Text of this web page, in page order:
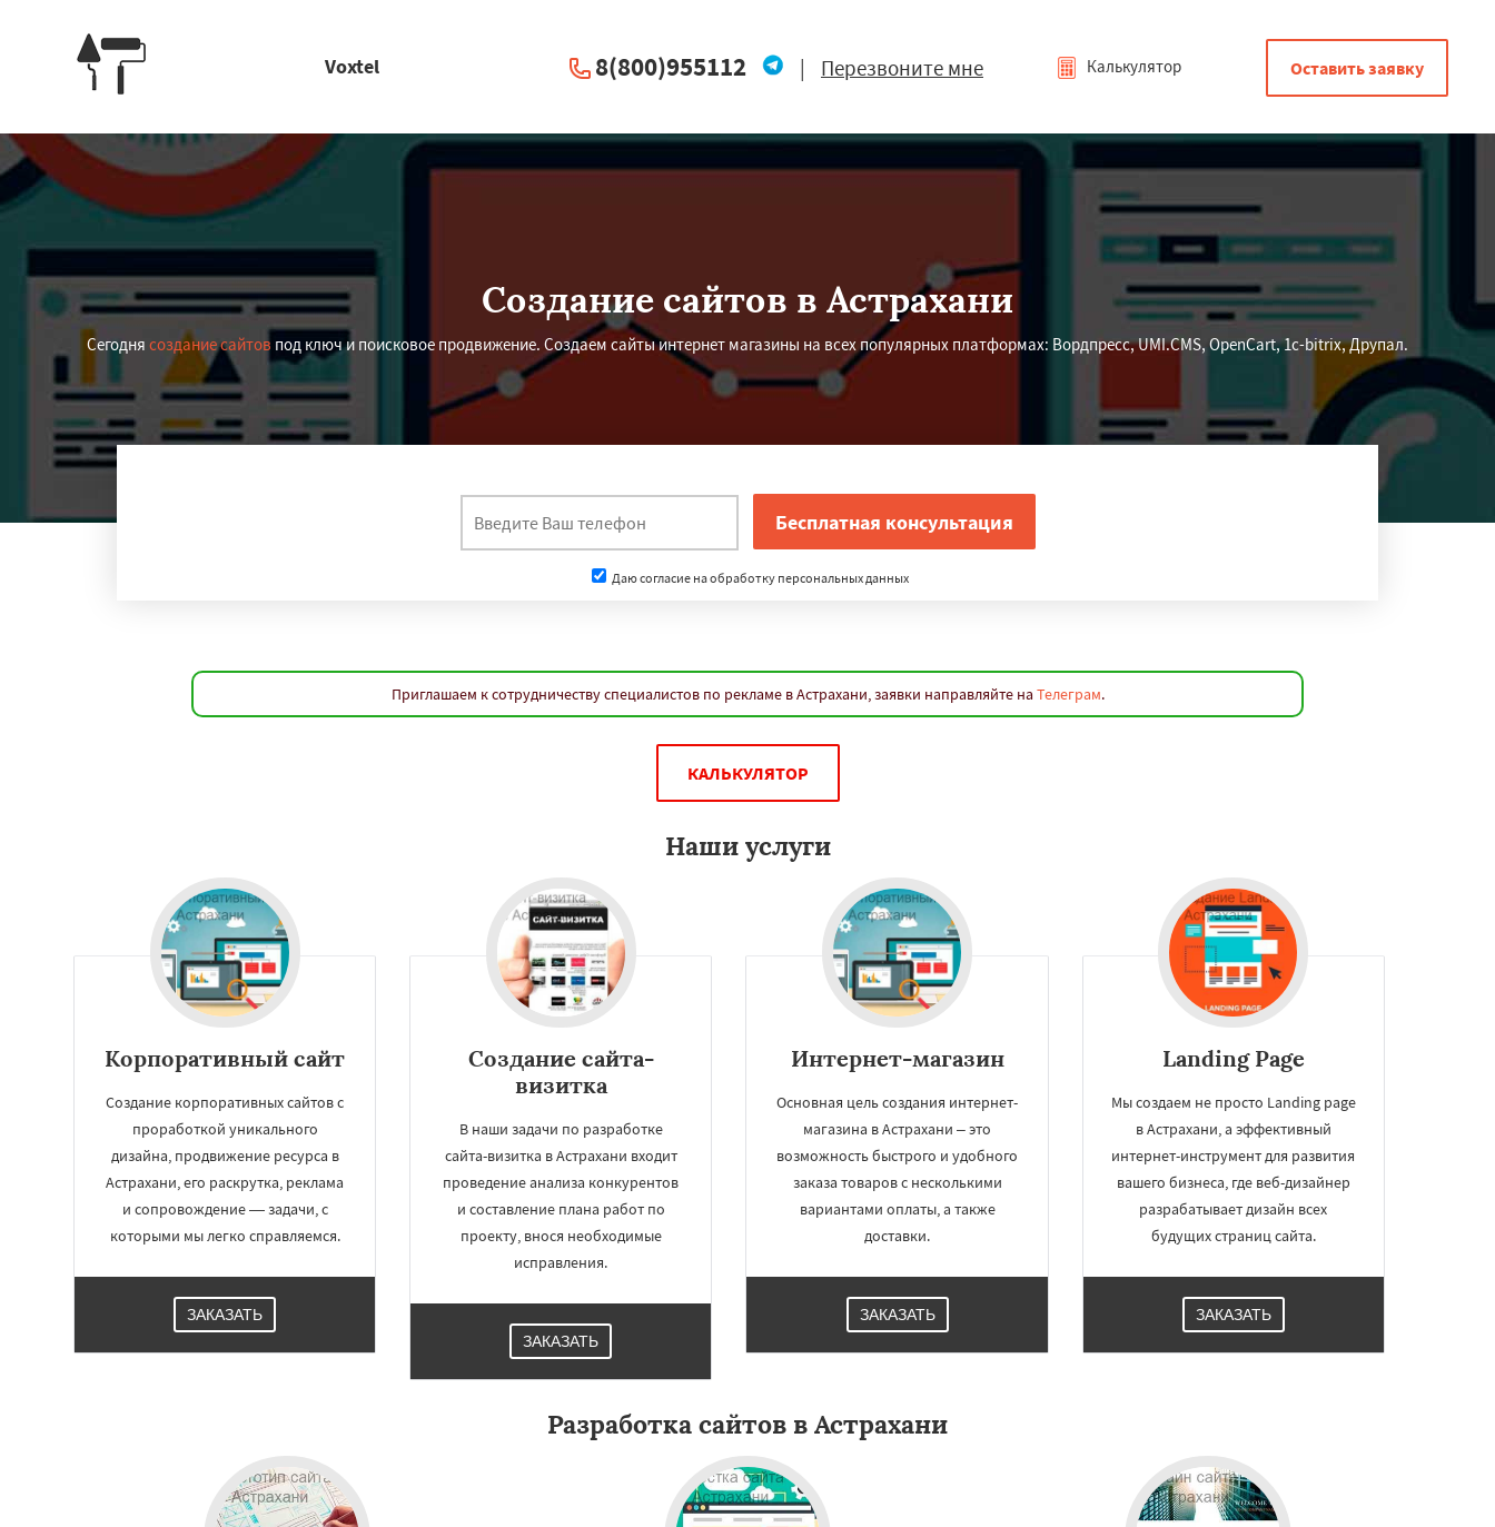
Voxtel 8(800)955112 | Перезвоните мне Калькулятор Оставить заявку
Создание сайтов в Астрахани
Сегодня создание сайтов под ключ и поисковое продвижение. Создаем сайты интернет магазины на всех популярных платформах: Вордпресс, UMI.CMS, OpenCart, 1c-bitrix, Друпал.
Даю согласие на обработку персональных данных
Приглашаем к сотрудничеству специалистов по рекламе в Астрахани, заявки направляйте на Телеграм.
КАЛЬКУЛЯТОР
Наши услуги
Корпоративный сайт
Создание корпоративных сайтов с
проработкой уникального
дизайна, продвижение ресурса в
Астрахани, его раскрутка, реклама
и сопровождение — задачи, с
которыми мы легко справляемся.
ЗАКАЗАТЬ
Создание сайта-
визитка
В наши задачи по разработке
сайта-визитка в Астрахани входит
проведение анализа конкурентов
и составление плана работ по
проекту, внося необходимые
исправления.
ЗАКАЗАТЬ
Интернет-магазин
Основная цель создания интернет-
магазина в Астрахани – это
возможность быстрого и удобного
заказа товаров с несколькими
вариантами оплаты, а также
доставки.
ЗАКАЗАТЬ
Landing Page
Мы создаем не просто Landing page
в Астрахани, а эффективный
интернет-инструмент для развития
вашего бизнеса, где веб-дизайнер
разрабатывает дизайн всех
будущих страниц сайта.
ЗАКАЗАТЬ
Разработка сайтов в Астрахани